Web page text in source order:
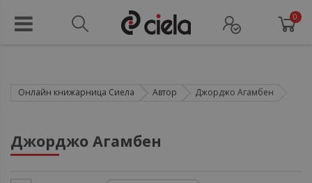
0
Онлайн книжарница Сиела Автор Джорджо Агамбен
Джорджо Агамбен